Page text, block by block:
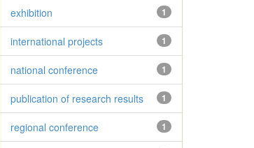
1
exhibition
1
international projects
1
national conference
1
publication of research results
1
regional conference